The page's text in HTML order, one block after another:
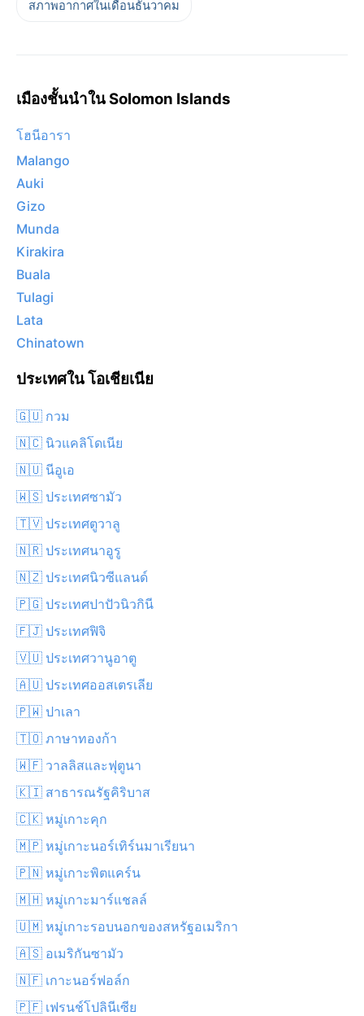
สภาพอากาศในเดือนธันวาคม
เมืองชั้นนำใน Solomon Islands
โฮนีอารา
Malango
Auki
Gizo
Munda
Kirakira
Buala
Tulagi
Lata
Chinatown
ประเทศใน โอเชียเนีย
🇬🇺 กวม
🇳🇨 นิวแคลิโดเนีย
🇳🇺 นีอูเอ
🇼🇸 ประเทศซามัว
🇹🇻 ประเทศตูวาลู
🇳🇷 ประเทศนาอูรู
🇳🇿 ประเทศนิวซีแลนด์
🇵🇬 ประเทศปาปัวนิวกินี
🇫🇯 ประเทศฟิจิ
🇻🇺 ประเทศวานูอาตู
🇦🇺 ประเทศออสเตรเลีย
🇵🇼 ปาเลา
🇹🇴 ภาษาทองก้า
🇼🇫 วาลลิสและฟุตูนา
🇰🇮 สาธารณรัฐคิริบาส
🇨🇰 หมู่เกาะคุก
🇲🇵 หมู่เกาะนอร์เทิร์นมาเรียนา
🇵🇳 หมู่เกาะพิตแคร์น
🇲🇭 หมู่เกาะมาร์แชลล์
🇺🇲 หมู่เกาะรอบนอกของสหรัฐอเมริกา
🇦🇸 อเมริกันซามัว
🇳🇫 เกาะนอร์ฟอล์ก
🇵🇫 เฟรนช์โปลินีเซีย